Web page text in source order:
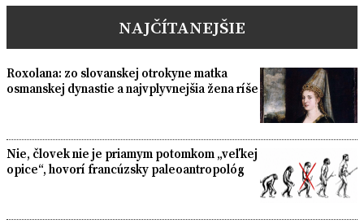
NAJČÍTANEJŠIE
Roxolana: zo slovanskej otrokyne matka
osmanskej dynastie a najvplyvnejšia žena ríše
Nie, človek nie je priamym potomkom „veľkej
opice“, hovorí francúzsky paleoantropológ